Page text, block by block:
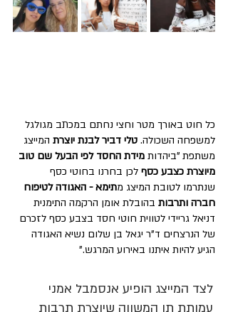
כל חוט באורך מטר וחצי נחתם במכתב מגולגל
למשפחה השכולה. טלי דביר לבנת יוצרת המייצג
משתפת "ביהדות מידת החסד לפי הבעל שם טוב
מיוצרת כצבע כסף לכן בחרנו בחוטי כסף
שנתרמו לטובת המיצג מתימא - האגודה לטיפוח
חברה ותרבות בהובלת אומן הרקמה התימנית
דניאל גריידי לטווית חוטי חסד בצבע כסף לזכרם
של הנרצחים ד"ר יגאל בן שלום נשיא האגודה
הגיע להיות איתנו באירוע המרגש."
לצד המייצג הופיע אנסמבל אמני
עמותת תו המשווה שיוצרת תרבות